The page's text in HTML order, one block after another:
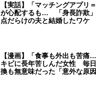
【実話】「マッチングアプリ
が心配するも… 「身長詐欺
点だらけの夫と結婚したワケ
【漫画】「食事も外出も苦
キビに長年苦しんだ女性 毎
換も無意味だった「意外な原因